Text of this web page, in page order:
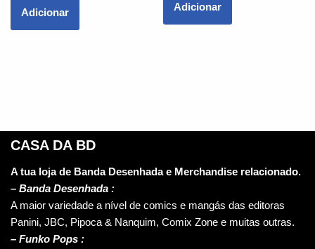
Adicionar Adicionar
CASA DA BD
A tua loja de Banda Desenhada e Merchandise relacionado.
– Banda Desenhada :
A maior variedade a nível de comics e mangás das editoras
Panini, JBC, Pipoca & Nanquim, Comix Zone e muitas outras.
– Funko Pops :